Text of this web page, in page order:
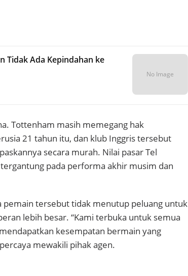
Tidak Ada Kepindahan ke
No Image
Tottenham masih memegang hak
21 tahun itu, dan klub Inggris tersebut
secara murah. Nilai pasar Tel
pada performa akhir musim dan
pemain tersebut tidak menutup peluang untuk
lebih besar. “Kami terbuka untuk semua
kesempatan bermain yang
mewakili pihak agen.